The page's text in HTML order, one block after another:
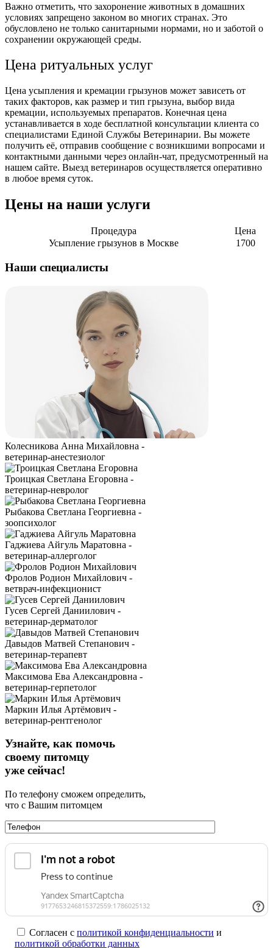
Важно отметить, что захоронение животных в домашних
условиях запрещено законом во многих странах. Это
обусловлено не только санитарными нормами, но и заботой о
сохранении окружающей среды.
Цена ритуальных услуг
Цена усыпления и кремации грызунов может зависеть от
таких факторов, как размер и тип грызуна, выбор вида
кремации, используемых препаратов. Конечная цена
устанавливается в ходе бесплатной консультации клиента со
специалистами Единой Службы Ветеринарии. Вы можете
получить её, отправив сообщение с возникшими вопросами и
контактными данными через онлайн-чат, предусмотренный на
нашем сайте. Выезд ветеринаров осуществляется оперативно
в любое время суток.
Цены на наши услуги
Процедура
Цена
Усыпление грызунов в Москве
1700
Наши специалисты
Колесникова Анна Михайловна -
ветеринар-анестезиолог
Троицкая Светлана Егоровна -
ветеринар-невролог
Рыбакова Светлана Георгиевна -
зоопсихолог
Гаджиева Айгуль Маратовна -
ветеринар-аллерголог
Фролов Родион Михайлович -
ветврач-инфекционист
Гусев Сергей Даниилович -
ветеринар-дерматолог
Давыдов Матвей Степанович -
ветеринар-терапевт
Максимова Ева Александровна -
ветеринар-герпетолог
Маркин Илья Артёмович -
ветеринар-рентгенолог
Узнайте, как помочь
своему питомцу
уже сейчас!
По телефону сможем определить,
что с Вашим питомцем
Согласен с политикой конфиденциальности и
политикой обработки данных